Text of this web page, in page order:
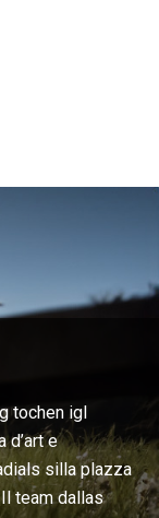
tochen igl
d’art e
silla plazza
team dallas